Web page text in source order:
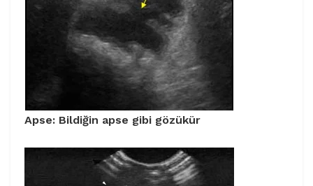
Apse: Bildiğin apse gibi gözükür